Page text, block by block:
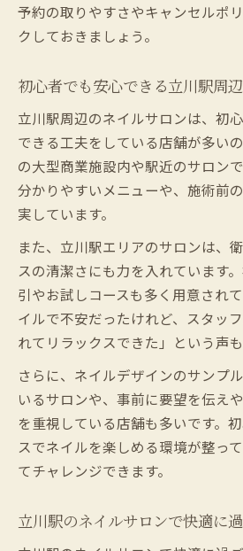
立川駅利用時のネイルサロ
ネイルサロン予約時に立
立川駅のネイルサロンで
ナー
初心者が失敗しないため
約方法
立川駅利用時のネイルサ
解説
ネイルサロン初心者が知
約手順
自分に合うネイルサロンを
法
立川駅で自分に合ったネ
めるコツ
初心者が立川駅で満足で
の探し方
立川駅のネイルサロン選
トとは
見つける方法
予約の取りやすさやキャンセルポ
クしておきましょう。
初心者でも安心できる立川駅周
立川駅周辺のネイルサロンは、初
できる工夫をしている店舗が多い
の大型商業施設内や駅近のサロン
分かりやすいメニューや、施術前
実しています。
また、立川駅エリアのサロンは、
スの清潔さにも力を入れています
引やお試しコースも多く用意され
イルで不安だったけれど、スタッ
れてリラックスできた」という声も
さらに、ネイルデザインのサンプ
いるサロンや、事前に要望を伝え
を重視している店舗も多いです。
スでネイルを楽しめる環境が整っ
てチャレンジできます。
立川駅のネイルサロンで快適に